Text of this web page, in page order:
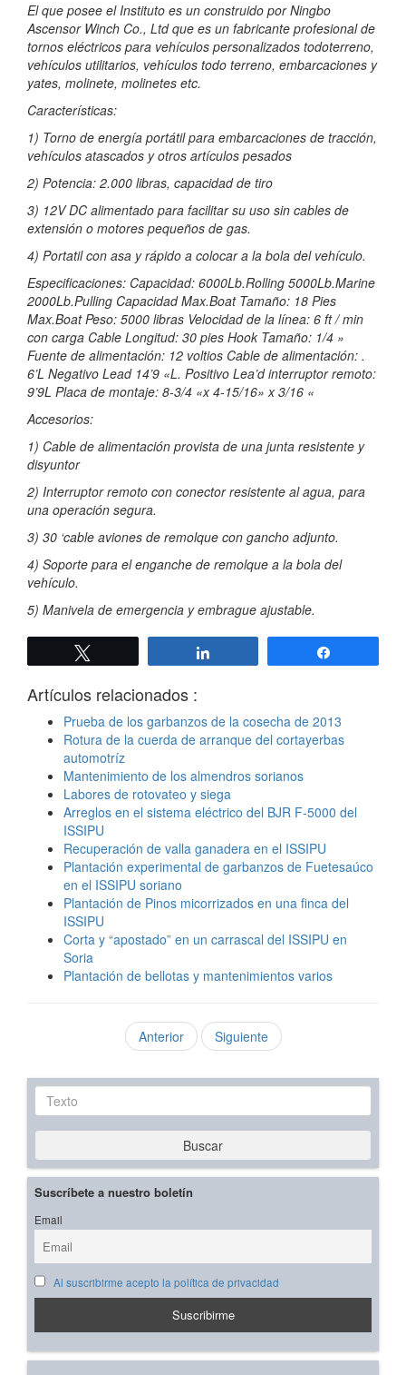
El que posee el Instituto es un construido por Ningbo
Ascensor Winch Co., Ltd que es un fabricante profesional de
tornos eléctricos para vehículos personalizados todoterreno,
vehículos utilitarios, vehículos todo terreno, embarcaciones y
yates, molinete, molinetes etc.
Características:
1) Torno de energía portátil para embarcaciones de tracción,
vehículos atascados y otros artículos pesados
2) Potencia: 2.000 libras, capacidad de tiro
3) 12V DC alimentado para facilitar su uso sin cables de
extensión o motores pequeños de gas.
4) Portatil con asa y rápido a colocar a la bola del vehículo.
Especificaciones: Capacidad: 6000Lb.Rolling 5000Lb.Marine
2000Lb.Pulling Capacidad Max.Boat Tamaño: 18 Pies
Max.Boat Peso: 5000 libras Velocidad de la línea: 6 ft / min
con carga Cable Longitud: 30 pies Hook Tamaño: 1/4 »
Fuente de alimentación: 12 voltios Cable de alimentación: .
6’L Negativo Lead 14’9 «L. Positivo Lea’d interruptor remoto:
9’9L Placa de montaje: 8-3/4 «x 4-15/16» x 3/16 «
Accesorios:
1) Cable de alimentación provista de una junta resistente y
disyuntor
2) Interruptor remoto con conector resistente al agua, para
una operación segura.
3) 30 ‘cable aviones de remolque con gancho adjunto.
4) Soporte para el enganche de remolque a la bola del
vehículo.
5) Manivela de emergencia y embrague ajustable.
Artículos relacionados :
Prueba de los garbanzos de la cosecha de 2013
Rotura de la cuerda de arranque del cortayerbas
automotríz
Mantenimiento de los almendros sorianos
Labores de rotovateo y siega
Arreglos en el sistema eléctrico del BJR F-5000 del
ISSIPU
Recuperación de valla ganadera en el ISSIPU
Plantación experimental de garbanzos de Fuetesaúco
en el ISSIPU soriano
Plantación de Pinos micorrizados en una finca del
ISSIPU
Corta y “apostado” en un carrascal del ISSIPU en
Soria
Plantación de bellotas y mantenimientos varios
Anterior Siguiente
Texto
Buscar
Suscríbete a nuestro boletín
Email
Al suscribirme acepto la política de privacidad